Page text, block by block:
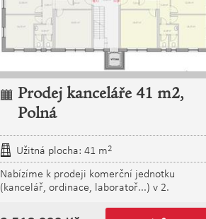
Prodej kanceláře 41 m2,
Polná
Užitná plocha: 41 m2
Nabízíme k prodeji komerční jednotku
(kancelář, ordinace, laboratoř...) v 2.
budovy umístěné v nově vznikajícím